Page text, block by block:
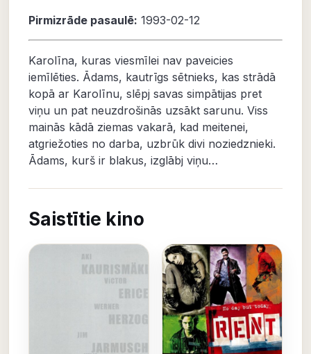
Pirmizrāde pasaulē: 1993-02-12
Karolīna, kuras viesmīlei nav paveicies
iemīlēties. Ādams, kautrīgs sētnieks, kas strādā
kopā ar Karolīnu, slēpj savas simpātijas pret
viņu un pat neuzdrošinās uzsākt sarunu. Viss
mainās kādā ziemas vakarā, kad meitenei,
atgriežoties no darba, uzbrūk divi noziedznieki.
Ādams, kurš ir blakus, izglābj viņu…
Saistītie kino